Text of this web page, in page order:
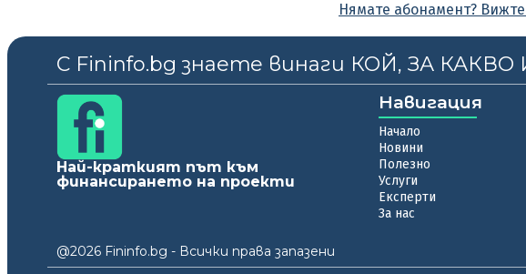
Нямате абонамент?
С Fininfo.bg знаете винаги КОЙ, ЗА
Най-краткият път към
финансирането на проекти
Навигация
Начало
Новини
Полезно
Услуги
Експерти
За нас
@2026 Fininfo.bg - Всички права запазени